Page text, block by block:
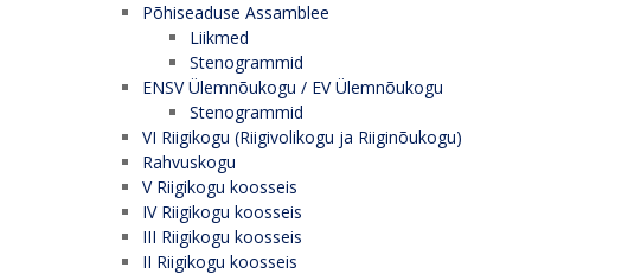
Põhiseaduse Assamblee
Liikmed
Stenogrammid
ENSV Ülemnõukogu / EV Ülemnõukogu
Stenogrammid
VI Riigikogu (Riigivolikogu ja Riiginõukogu)
Rahvuskogu
V Riigikogu koosseis
IV Riigikogu koosseis
III Riigikogu koosseis
II Riigikogu koosseis